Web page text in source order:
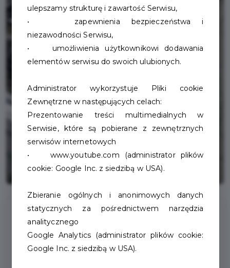
Kontakt
+48 94 712 88 88
ulepszamy strukturę i zawartość Serwisu,
• zapewnienia bezpieczeństwa i
niezawodności Serwisu,
• umożliwienia użytkownikowi dodawania
elementów serwisu do swoich ulubionych.
Administrator wykorzystuje Pliki cookie
Zewnętrzne w następujących celach:
Prezentowanie treści multimedialnych w
Serwisie, które są pobierane z zewnętrznych
serwisów internetowych
• www.youtube.com (administrator plików
cookie: Google Inc. z siedzibą w USA).
Zbieranie ogólnych i anonimowych danych
statycznych za pośrednictwem narzędzia
analitycznego
Google Analytics (administrator plików cookie:
Google Inc. z siedzibą w USA).